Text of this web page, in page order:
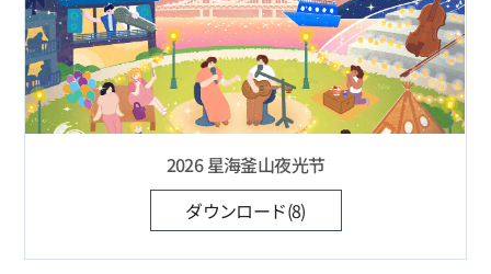
2026 星海釜山夜光节
ダウンロード(8)